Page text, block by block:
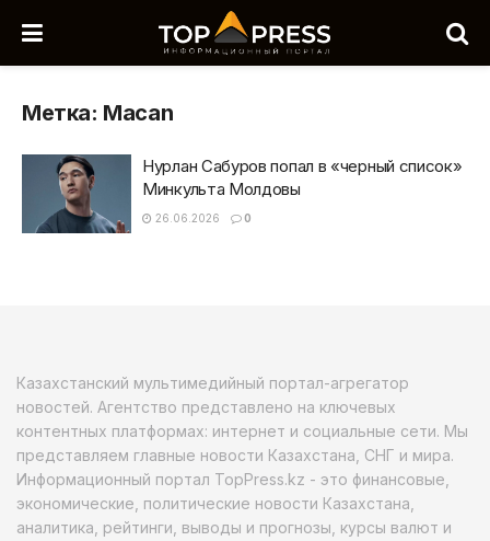
Метка: Macan
Нурлан Сабуров попал в «черный список»
Минкульта Молдовы
26.06.2026 0
Казахстанский мультимедийный портал-агрегатор
новостей. Агентство представлено на ключевых
контентных платформах: интернет и социальные сети. Мы
представляем главные новости Казахстана, СНГ и мира.
Информационный портал TopPress.kz - это финансовые,
экономические, политические новости Казахстана,
аналитика, рейтинги, выводы и прогнозы, курсы валют и